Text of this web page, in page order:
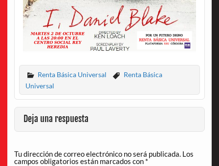
Renta Básica Universal
Renta Básica
Universal
Deja una respuesta
Tu dirección de correo electrónico no será publicada. Los
campos obligatorios están marcados con *